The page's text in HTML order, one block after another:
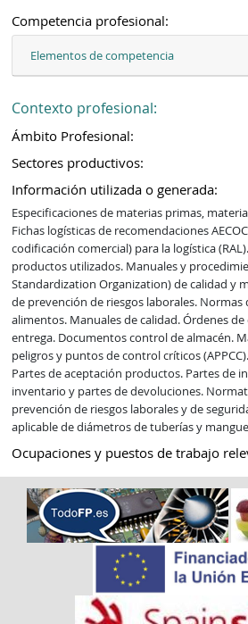
Competencia profesional:
Elementos de competencia
Contexto profesional:
Ámbito Profesional:
Sectores productivos:
Información utilizada o generada:
Especificaciones de materias primas,
Fichas logísticas de recomendaciones
codificación comercial) para la logística
productos utilizados. Manuales y
Standardization Organization) de calidad y
de prevención de riesgos laborales.
alimentos. Manuales de calidad. Órdenes
entrega. Documentos control de almacén.
peligros y puntos de control críticos
Partes de aceptación productos. Partes de
inventario y partes de devoluciones.
prevención de riesgos laborales y de
aplicable de diámetros de tuberías y
Ocupaciones y puestos de trabajo